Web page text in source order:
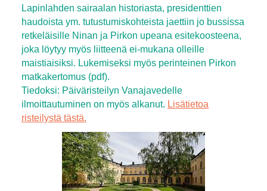
Lapinlahden sairaalan historiasta, presidenttien
haudoista ym. tutustumiskohteista jaettiin jo bussissa
retkeläisille Ninan ja Pirkon upeana esitekoosteena,
joka löytyy myös liitteenä ei-mukana olleille
maistiaisiksi. Lukemiseksi myös perinteinen Pirkon
matkakertomus (pdf).
Tiedoksi: Päiväristeilyn Vanajavedelle
ilmoittautuminen on myös alkanut. Lisätietoa
risteilystä tästä.